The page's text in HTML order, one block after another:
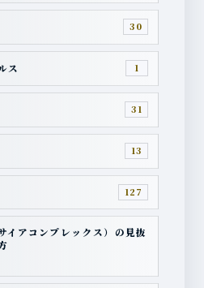
30
ス 1
31
13
127
イアコンプレックス）の見抜